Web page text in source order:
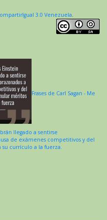
3.0 Venezuela.
Frases de Carl Sagan - Me
llegado a sentirse
de exámenes competitivos y del
currículo a la fuerza.